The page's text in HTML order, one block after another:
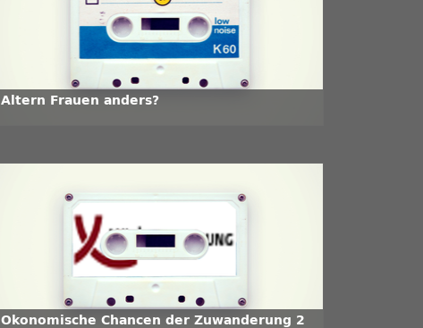
Altern Frauen anders?
Ökonomische Chancen der Zuwanderung 2